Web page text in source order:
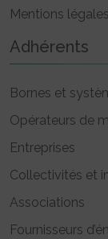
Mentions légales
Adhérents
Bornes et
Opérateurs de
Entreprises
Collectivités et
Associations
Fournisseurs